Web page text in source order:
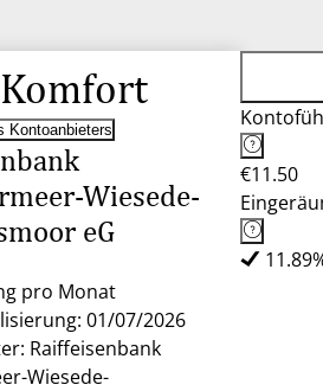
Kontoanbieters
Wiesede-
eG
pro Monat
01/07/2026
Raiffeisenbank
Wiesede-
€11.50